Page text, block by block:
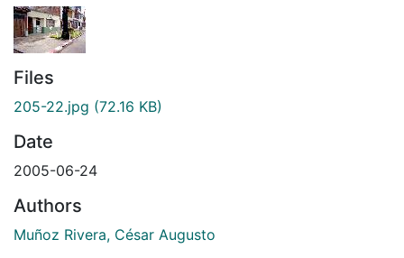
Files
205-22.jpg (72.16 KB)
Date
2005-06-24
Authors
Muñoz Rivera, César Augusto